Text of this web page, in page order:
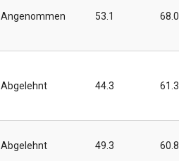
Angenommen 53.1 68.0
Abgelehnt 44.3 61.3
Abgelehnt 49.3 60.8